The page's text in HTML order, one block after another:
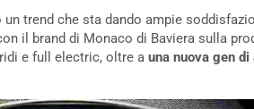
trend che sta dando ampie
il brand di Monaco di Baviera sulla
e full electric, oltre a una nuova gen